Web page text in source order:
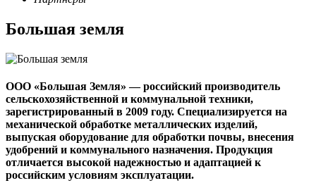
Большая земля
ООО «Большая Земля» — российский производитель
сельскохозяйственной и коммунальной техники,
зарегистрированный в 2009 году. Специализируется на
механической обработке металлических изделий,
выпуская оборудование для обработки почвы, внесения
удобрений и коммунального назначения. Продукция
отличается высокой надежностью и адаптацией к
российским условиям эксплуатации.